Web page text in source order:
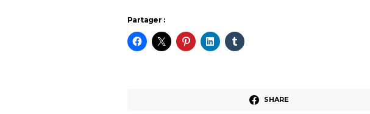
Partager :
SHARE